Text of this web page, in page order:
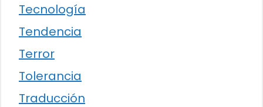
Tecnología
Tendencia
Terror
Tolerancia
Traducción